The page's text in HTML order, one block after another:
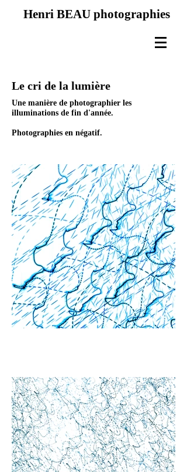
Henri BEAU photographies
Le cri de la lumière
Une manière de photographier les
illuminations de fin d'année.
Photographies en négatif.